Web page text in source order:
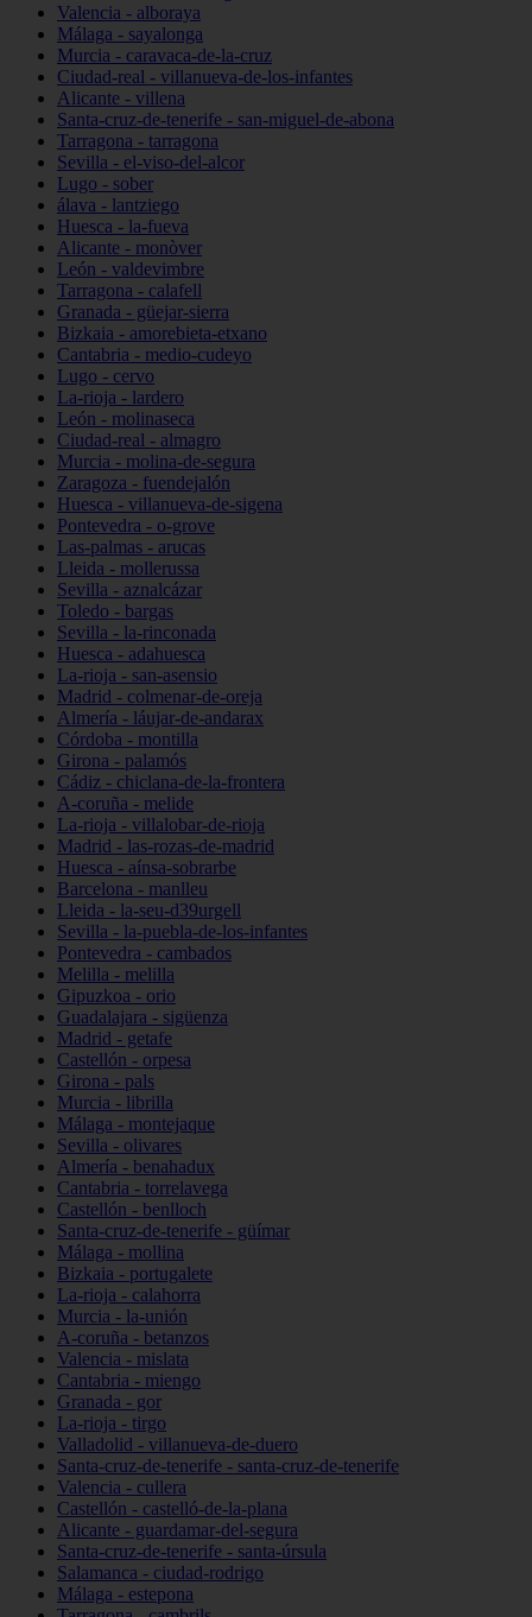
Valencia - alboraya
Málaga - sayalonga
Murcia - caravaca-de-la-cruz
Ciudad-real - villanueva-de-los-infantes
Alicante - villena
Santa-cruz-de-tenerife - san-miguel-de-abona
Tarragona - tarragona
Sevilla - el-viso-del-alcor
Lugo - sober
álava - lantziego
Huesca - la-fueva
Alicante - monòver
León - valdevimbre
Tarragona - calafell
Granada - güejar-sierra
Bizkaia - amorebieta-etxano
Cantabria - medio-cudeyo
Lugo - cervo
La-rioja - lardero
León - molinaseca
Ciudad-real - almagro
Murcia - molina-de-segura
Zaragoza - fuendejalón
Huesca - villanueva-de-sigena
Pontevedra - o-grove
Las-palmas - arucas
Lleida - mollerussa
Sevilla - aznalcázar
Toledo - bargas
Sevilla - la-rinconada
Huesca - adahuesca
La-rioja - san-asensio
Madrid - colmenar-de-oreja
Almería - láujar-de-andarax
Córdoba - montilla
Girona - palamós
Cádiz - chiclana-de-la-frontera
A-coruña - melide
La-rioja - villalobar-de-rioja
Madrid - las-rozas-de-madrid
Huesca - aínsa-sobrarbe
Barcelona - manlleu
Lleida - la-seu-d39urgell
Sevilla - la-puebla-de-los-infantes
Pontevedra - cambados
Melilla - melilla
Gipuzkoa - orio
Guadalajara - sigüenza
Madrid - getafe
Castellón - orpesa
Girona - pals
Murcia - librilla
Málaga - montejaque
Sevilla - olivares
Almería - benahadux
Cantabria - torrelavega
Castellón - benlloch
Santa-cruz-de-tenerife - güímar
Málaga - mollina
Bizkaia - portugalete
La-rioja - calahorra
Murcia - la-unión
A-coruña - betanzos
Valencia - mislata
Cantabria - miengo
Granada - gor
La-rioja - tirgo
Valladolid - villanueva-de-duero
Santa-cruz-de-tenerife - santa-cruz-de-tenerife
Valencia - cullera
Castellón - castelló-de-la-plana
Alicante - guardamar-del-segura
Santa-cruz-de-tenerife - santa-úrsula
Salamanca - ciudad-rodrigo
Málaga - estepona